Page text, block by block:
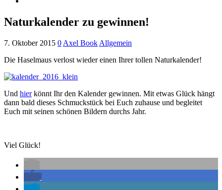
Naturkalender zu gewinnen!
7. Oktober 2015 0 Axel Book Allgemein
Die Haselmaus verlost wieder einen Ihrer tollen Naturkalender!
Und hierkönnt Ihr den Kalender gewinnen. Mit etwas Glück hängt
dann bald dieses Schmuckstück bei Euch zuhause und begleitet
Euch mit seinen schönen Bildern durchs Jahr.
Viel Glück!